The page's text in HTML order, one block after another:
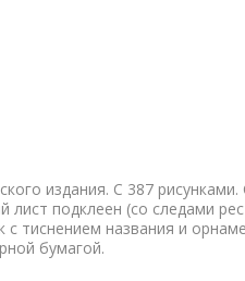
издания. С 387 рисунками.
лист подклеен (со следами
тиснением названия и
бумагой.